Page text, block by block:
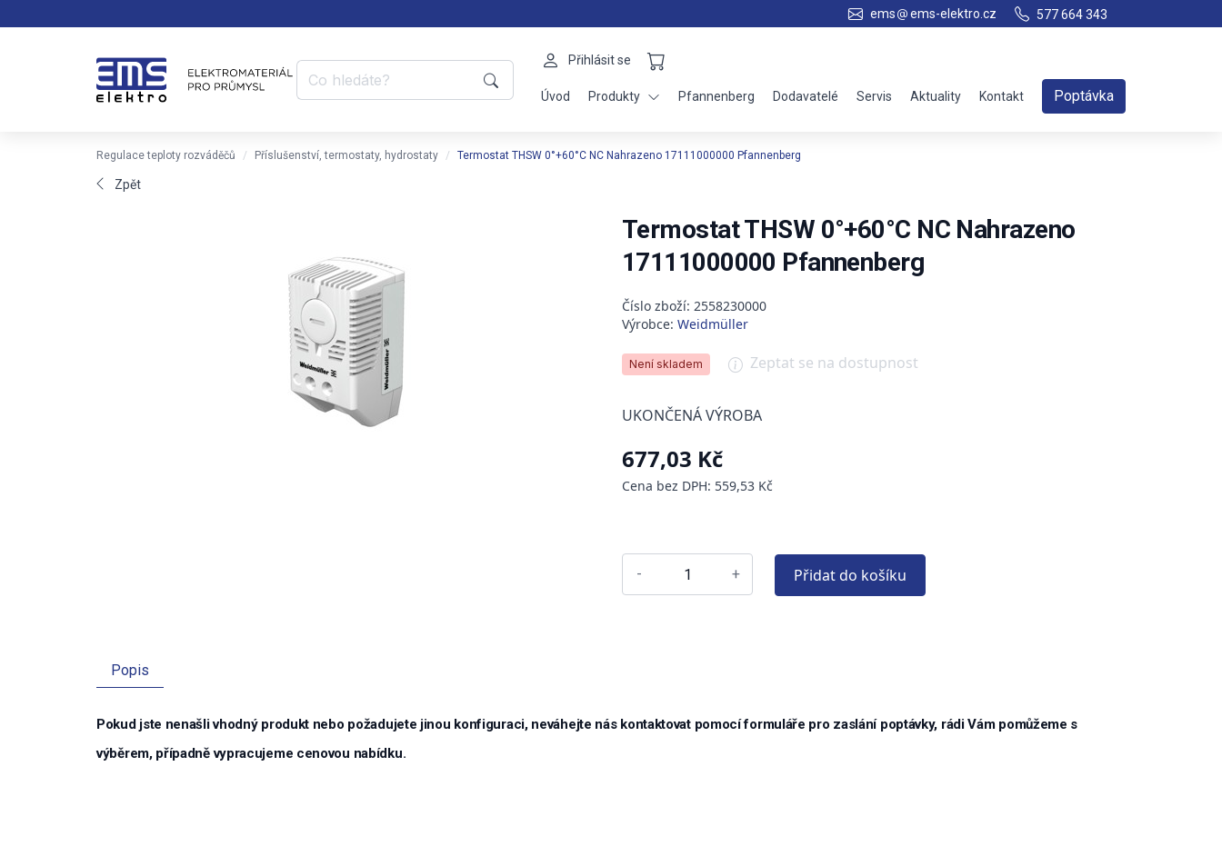
ems ems-elektro.cz 577 664 343
Přihlásit se
Úvod Produkty Pfannenberg Dodavatelé Servis Aktuality Kontakt Poptávka
Regulace teploty rozváděčů Příslušenství, termostaty, hydrostaty Termostat THSW 0°+60°C NC Nahrazeno 17111000000 Pfannenberg
Zpět
Termostat THSW 0°+60°C NC Nahrazeno
17111000000 Pfannenberg
Číslo zboží: 2558230000
Výrobce: Weidmüller
Není skladem Zeptat se na dostupnost
UKONČENÁ VÝROBA
677,03 Kč
Cena bez DPH: 559,53 Kč
- + Přidat do košíku
Popis
Pokud jste nenašli vhodný produkt nebo požadujete jinou konfiguraci, neváhejte nás kontaktovat pomocí formuláře pro zaslání poptávky, rádi Vám pomůžeme s
výběrem, případně vypracujeme cenovou nabídku.